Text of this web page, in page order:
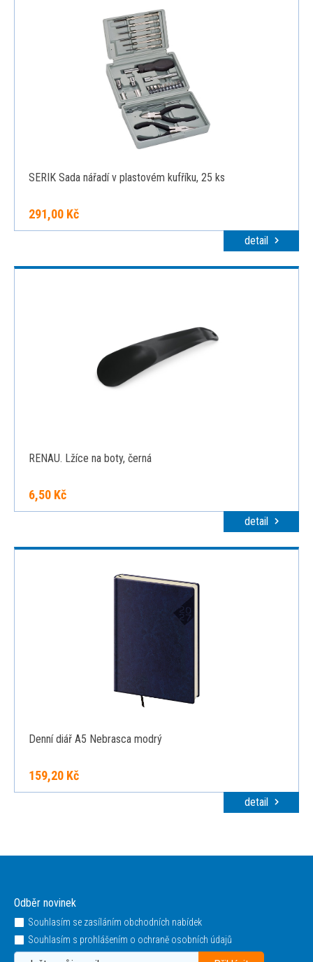
SERIK Sada nářadí v plastovém kufříku, 25 ks
291,00 Kč
detail
RENAU. Lžíce na boty, černá
6,50 Kč
detail
Denní diář A5 Nebrasca modrý
159,20 Kč
detail
Odběr novinek
Souhlasím se zasíláním obchodních nabídek
Souhlasím s prohlášením o ochraně osobních údajů